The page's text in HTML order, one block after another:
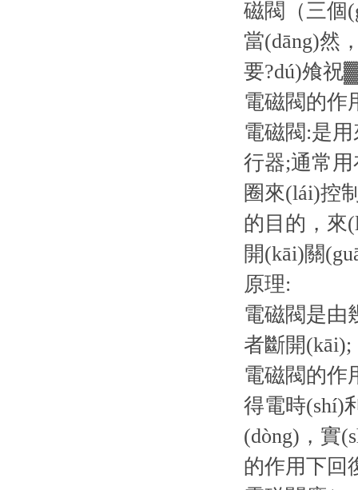
磁閥（三個
當(dāng)然
要?dú)飧祝
電磁閥的作
電磁閥:是
行器;通常
圈來(lái)控
的目的，來
開(kāi)關
原理:
電磁閥是由
者斷開(kāi);
電磁閥的作
得電時(shí)
(dòng)，實
的作用下回